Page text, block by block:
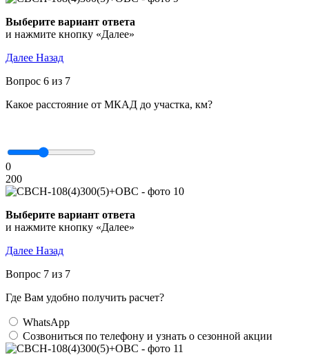
Выберите вариант ответа
и нажмите кнопку «Далее»
Далее Назад
Вопрос 6 из 7
Какое расстояние от МКАД до участка, км?
0
200
Выберите вариант ответа
и нажмите кнопку «Далее»
Далее Назад
Вопрос 7 из 7
Где Вам удобно получить расчет?
WhatsApp
Созвониться по телефону и узнать о сезонной акции